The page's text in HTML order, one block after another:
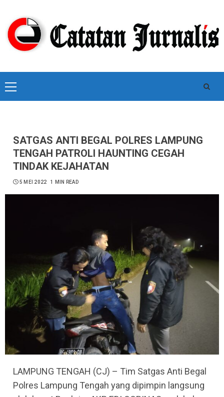
content
Primary
Menu
SATGAS ANTI BEGAL POLRES LAMPUNG
TENGAH PATROLI HAUNTING CEGAH
TINDAK KEJAHATAN
5 MEI 2022 1 MIN READ
LAMPUNG TENGAH (CJ) – Tim Satgas Anti Begal
Polres Lampung Tengah yang dipimpin langsung